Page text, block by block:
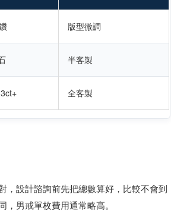
版型微調
半客製
全客製
，設計諮詢前先把總數算好，比較不會到
男戒單枚費用通常略高。